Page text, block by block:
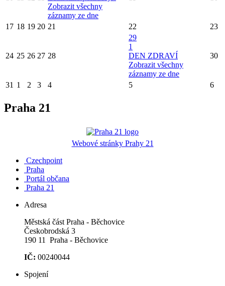
Zobrazit všechny
záznamy ze dne
17 18 19 20 21 22 23
24 25 26 27 28
29
1
DEN ZDRAVÍ
Zobrazit všechny
záznamy ze dne
30
31 1 2 3 4 5 6
Praha 21
Webové stránky Prahy 21
Czechpoint
Praha
Portál občana
Praha 21
Adresa
Městská část Praha - Běchovice
Českobrodská 3
190 11 Praha - Běchovice
IČ: 00240044
Spojení